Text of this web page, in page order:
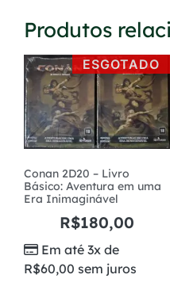
Produtos
ESGOTADO
Conan 2D20 – Livro
Básico: Aventura em uma
Era Inimaginável
R$180,00
Em até 3x de
R$60,00 sem juros